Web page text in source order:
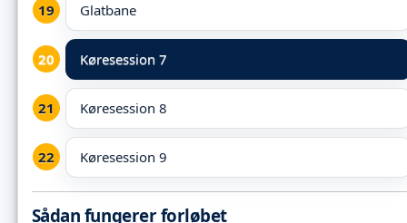
Glatbane
Køresession 7
Køresession 8
Køresession 9
Sådan fungerer forløbet